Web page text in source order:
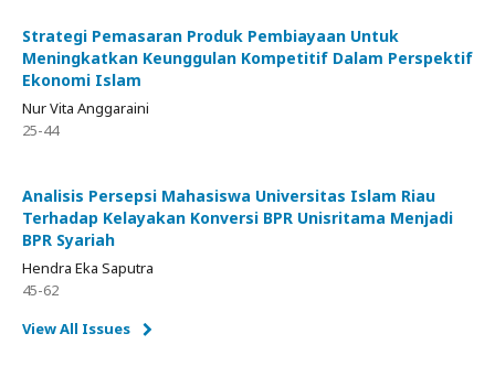
Strategi Pemasaran Produk Pembiayaan Untuk
Meningkatkan Keunggulan Kompetitif Dalam Perspektif
Ekonomi Islam
Nur Vita Anggaraini
25-44
Analisis Persepsi Mahasiswa Universitas Islam Riau
Terhadap Kelayakan Konversi BPR Unisritama Menjadi
BPR Syariah
Hendra Eka Saputra
45-62
View All Issues